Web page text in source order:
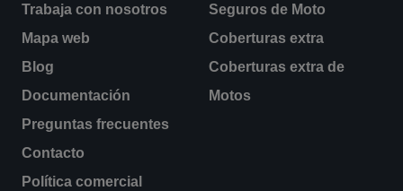
Trabaja con nosotros
Mapa web
Blog
Documentación
Preguntas frecuentes
Contacto
Política comercial
Seguros de Moto
Coberturas extra
Coberturas extra de
Motos